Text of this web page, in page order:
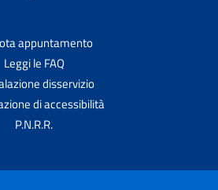
appuntamento
Leggi le FAQ
disservizio
di accessibilità
P.N.R.R.